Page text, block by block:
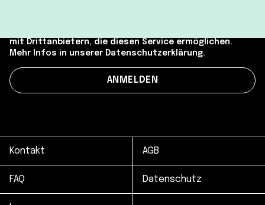
mit Drittanbietern, die diesen Service ermöglichen.
Mehr Infos in unserer Datenschutzerklärung.
Kontakt AGB
FAQ Datenschutz